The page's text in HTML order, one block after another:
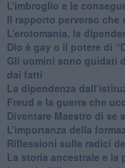
​L’imbroglio e le
​Il rapporto perverso che
L’erotomania, la
​Dio è gay o il potere di
​Gli uomini sono guidati
dai fatti
La dipendenza
​Freud e la guerra che
​Diventare Maestro di se
L’importanza della
Riflessioni sulle radici
​La storia ancestrale e la